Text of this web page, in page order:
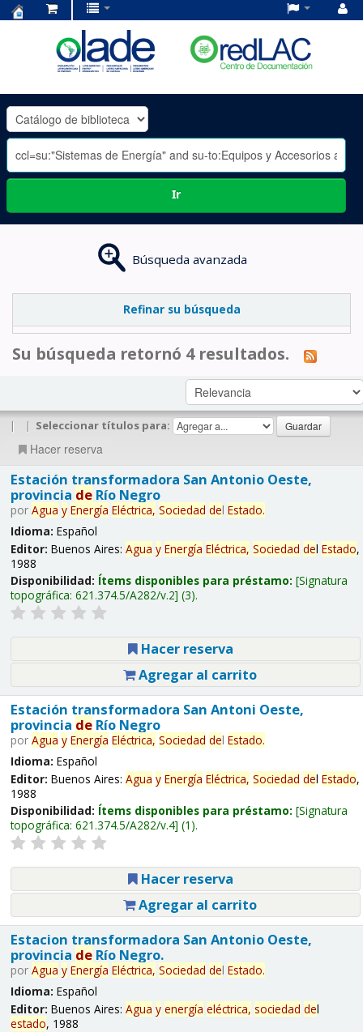
OLADE
-
Ir
Búsqueda avanzada
Refinar su búsqueda
Su búsqueda retornó 4 resultados.
| | Seleccionar títulos para:
Hacer reserva
Estación transformadora San Antonio Oeste,
provincia deRío Negro
por Agua y Energía Eléctrica, Sociedad del Estado.
Idioma: Español
Editor: Buenos Aires: Agua y Energía Eléctrica, Sociedad del Estado,
1988
Disponibilidad: Ítems disponibles para préstamo: Signatura
topográfica: 621.374.5/A282/v.2 (3).
Hacer reserva
Agregar al carrito
Estación transformadora San Antoni Oeste,
provincia deRío Negro
por Agua y Energía Eléctrica, Sociedad del Estado.
Idioma: Español
Editor: Buenos Aires: Agua y Energía Eléctrica, Sociedad del Estado,
1988
Disponibilidad: Ítems disponibles para préstamo: Signatura
topográfica: 621.374.5/A282/v.4 (1).
Hacer reserva
Agregar al carrito
Estacion transformadora San Antonio Oeste,
provincia deRío Negro.
por Agua y Energía Eléctrica, Sociedad del Estado.
Idioma: Español
Editor: Buenos Aires: Agua y energía eléctrica, sociedad del
estado, 1988